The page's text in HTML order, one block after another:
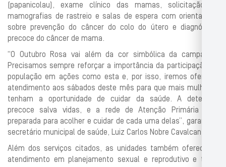
(papanicolau), exame clínico das mamas, solicitação de
mamografias de rastreio e salas de espera com orientações
sobre prevenção do câncer do colo do útero e diagnóstico
precoce do câncer de mama.
“O Outubro Rosa vai além da cor simbólica da campanha.
Precisamos sempre reforçar a importância da participação da
população em ações como esta e, por isso, iremos oferecer
atendimento aos sábados deste mês para que mais mulheres
tenham a oportunidade de cuidar da saúde. A detecção
precoce salva vidas, e a rede de Atenção Primária está
preparada para acolher e cuidar de cada uma delas”, garante o
secretário municipal de saúde, Luiz Carlos Nobre Cavalcanti.
Além dos serviços citados, as unidades também oferecerão
atendimento em planejamento sexual e reprodutivo e terão